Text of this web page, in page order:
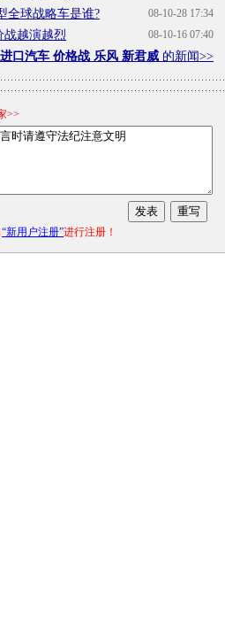
08-10-28 17:34
全球战略车是谁?
08-10-16 07:40
战越演越烈
口汽车 价格战 乐风 新君威 的新闻>>
>>
“新用户注册”进行注册！